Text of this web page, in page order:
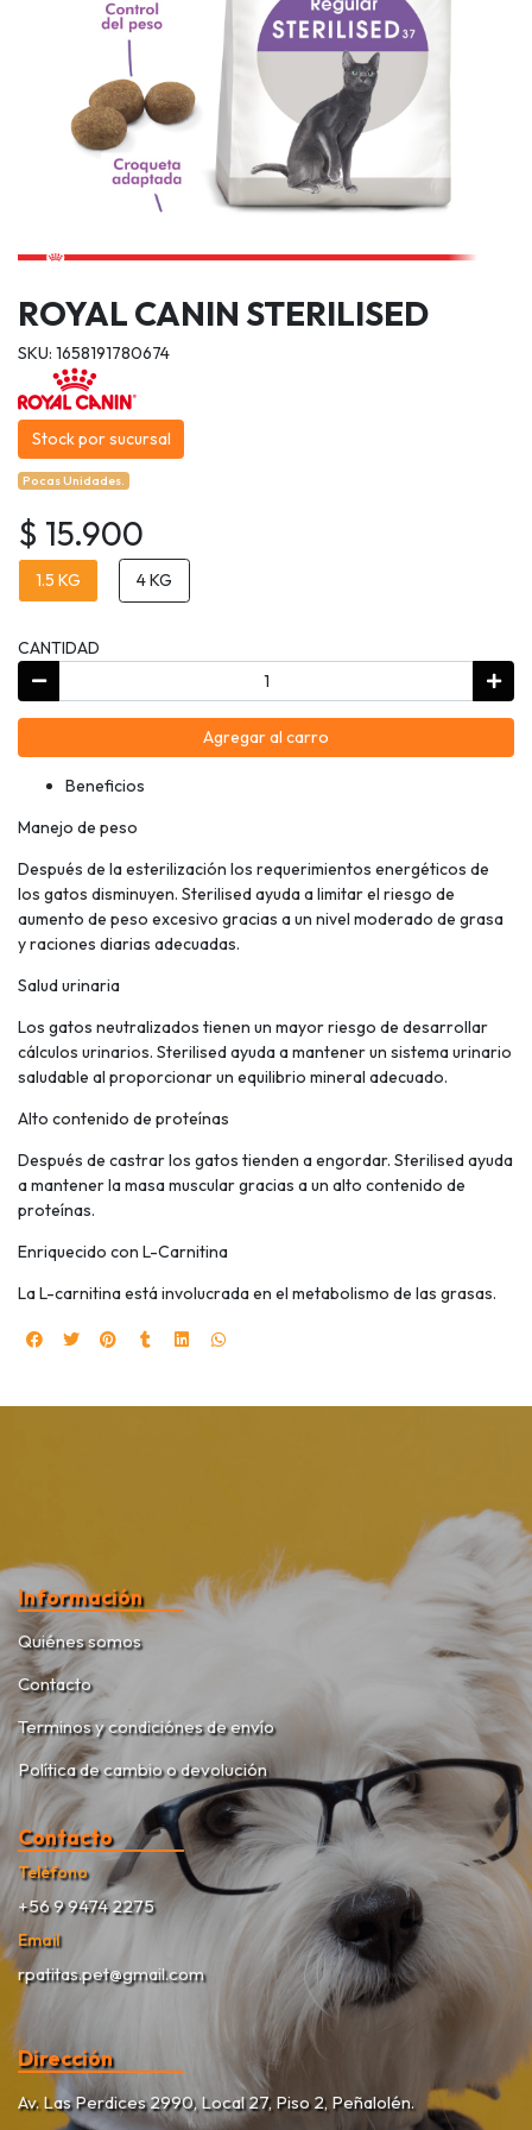
ROYAL CANIN STERILISED
SKU: 1658191780674
Stock por sucursal
Pocas Unidades.
$ 15.900
1.5 KG 4 KG
CANTIDAD
Agregar al carro
Beneficios
Manejo de peso
Después de la esterilización los requerimientos energéticos de
los gatos disminuyen. Sterilised ayuda a limitar el riesgo de
aumento de peso excesivo gracias a un nivel moderado de grasa
y raciones diarias adecuadas.
Salud urinaria
Los gatos neutralizados tienen un mayor riesgo de desarrollar
cálculos urinarios. Sterilised ayuda a mantener un sistema urinario
saludable al proporcionar un equilibrio mineral adecuado.
Alto contenido de proteínas
Después de castrar los gatos tienden a engordar. Sterilised ayuda
a mantener la masa muscular gracias a un alto contenido de
proteínas.
Enriquecido con L-Carnitina
La L-carnitina está involucrada en el metabolismo de las grasas.
Información
Quiénes somos
Contacto
Terminos y condiciónes de envío
Política de cambio o devolución
Contacto
Teléfono
+56 9 9474 2275
Email
rpatitas.pet@gmail.com
Dirección
Av. Las Perdices 2990, Local 27, Piso 2, Peñalolén.